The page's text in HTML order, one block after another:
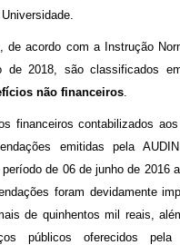
de acordo com a Instrução
de 2018, são classificados
não financeiros.
financeiros contabilizados
emitidas pela
de 06 de junho de 2016
foram devidamente
de quinhentos mil reais,
públicos oferecidos pela